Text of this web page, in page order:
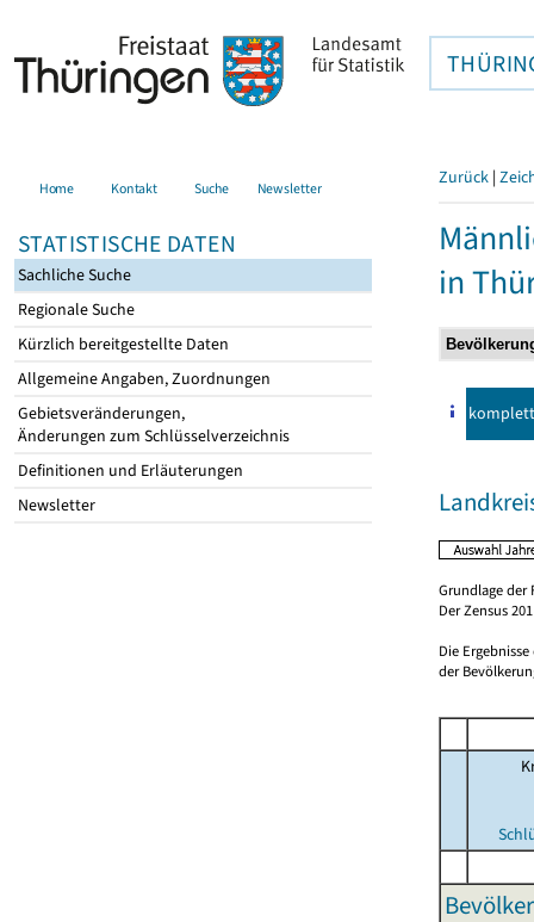
Home Kontakt Suche Newsletter
STATISTISCHE DATEN
Sachliche Suche
Regionale Suche
Kürzlich bereitgestellte Daten
Allgemeine Angaben, Zuordnungen
Gebietsveränderungen,
Änderungen zum Schlüsselverzeichnis
Definitionen und Erläuterungen
Newsletter
Zurück |
in
komplett
Grundlage der
Der Zensus
Die
der